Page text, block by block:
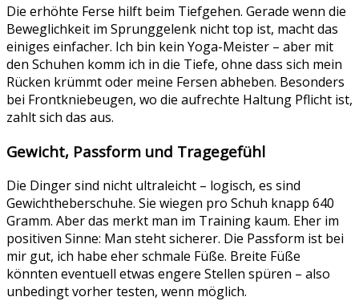
Die erhöhte Ferse hilft beim Tiefgehen. Gerade wenn die
Beweglichkeit im Sprunggelenk nicht top ist, macht das
einiges einfacher. Ich bin kein Yoga-Meister – aber mit
den Schuhen komm ich in die Tiefe, ohne dass sich mein
Rücken krümmt oder meine Fersen abheben. Besonders
bei Frontkniebeugen, wo die aufrechte Haltung Pflicht ist,
zahlt sich das aus.
Gewicht, Passform und Tragegefühl
Die Dinger sind nicht ultraleicht – logisch, es sind
Gewichtheberschuhe. Sie wiegen pro Schuh knapp 640
Gramm. Aber das merkt man im Training kaum. Eher im
positiven Sinne: Man steht sicherer. Die Passform ist bei
mir gut, ich habe eher schmale Füße. Breite Füße
könnten eventuell etwas engere Stellen spüren – also
unbedingt vorher testen, wenn möglich.